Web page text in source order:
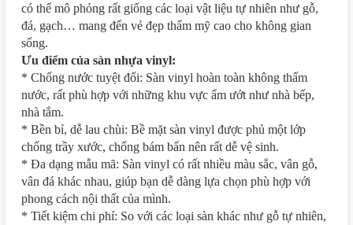
có thể mô phỏng rất giống các loại vật liệu tự nhiên như gỗ,
đá, gạch… mang đến vẻ đẹp thẩm mỹ cao cho không gian
sống.
Ưu điểm của sàn nhựa vinyl:
* Chống nước tuyệt đối: Sàn vinyl hoàn toàn không thấm
nước, rất phù hợp với những khu vực ẩm ướt như nhà bếp,
nhà tắm.
* Bền bỉ, dễ lau chùi: Bề mặt sàn vinyl được phủ một lớp
chống trầy xước, chống bám bẩn nên rất dễ vệ sinh.
* Đa dạng mẫu mã: Sàn vinyl có rất nhiều màu sắc, vân gỗ,
vân đá khác nhau, giúp bạn dễ dàng lựa chọn phù hợp với
phong cách nội thất của mình.
* Tiết kiệm chi phí: So với các loại sàn khác như gỗ tự nhiên,